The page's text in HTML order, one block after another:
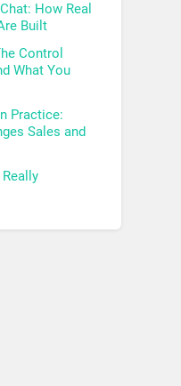
How Real
Built
Control
What You
Practice:
Sales and
Really